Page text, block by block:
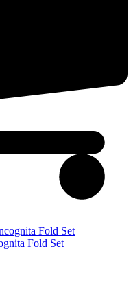
Fold Set